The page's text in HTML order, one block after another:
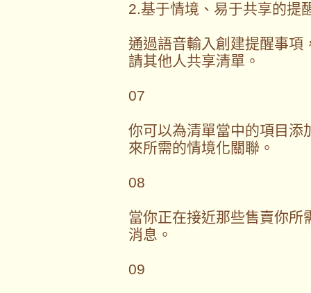
2.基于情境、易于共享的提
通過語音輸入創建提醒事項
請其他人共享清單。
07
你可以為清單當中的項目添
來所需的情境化關聯。
08
當你正在接近那些售賣你所
消息。
09